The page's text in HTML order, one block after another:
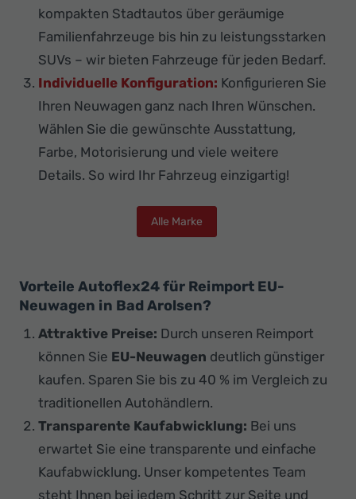
kompakten Stadtautos über geräumige
Familienfahrzeuge bis hin zu leistungsstarken
SUVs – wir bieten Fahrzeuge für jeden Bedarf.
Individuelle Konfiguration: Konfigurieren Sie
Ihren Neuwagen ganz nach Ihren Wünschen.
Wählen Sie die gewünschte Ausstattung,
Farbe, Motorisierung und viele weitere
Details. So wird Ihr Fahrzeug einzigartig!
Alle Marke
Vorteile Autoflex24 für Reimport EU-
Neuwagen in Bad Arolsen?
Attraktive Preise: Durch unseren Reimport
können Sie EU-Neuwagen deutlich günstiger
kaufen. Sparen Sie bis zu 40 % im Vergleich zu
traditionellen Autohändlern.
Transparente Kaufabwicklung: Bei uns
erwartet Sie eine transparente und einfache
Kaufabwicklung. Unser kompetentes Team
steht Ihnen bei jedem Schritt zur Seite und